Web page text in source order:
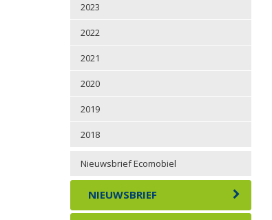
2023
2022
2021
2020
2019
2018
Nieuwsbrief Ecomobiel
NIEUWSBRIEF